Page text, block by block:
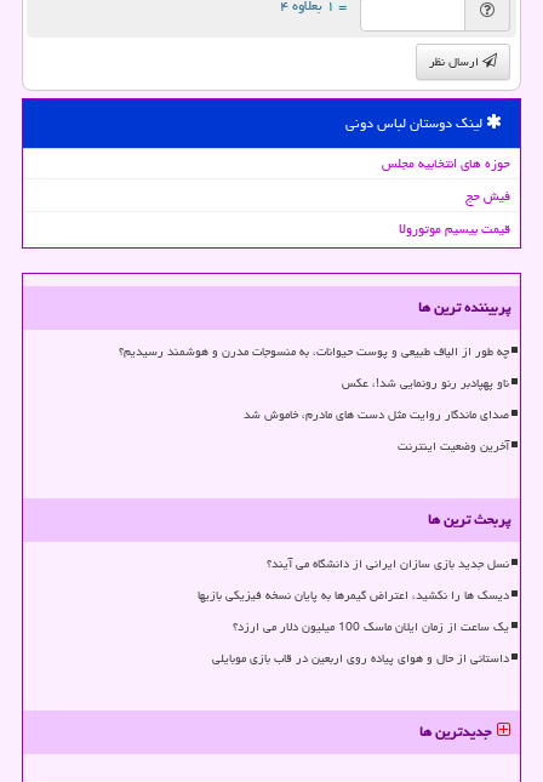
= ۱ بعلاوه ۴
ارسال نظر
لینک دوستان لباس دونی
حوزه های انتخابیه مجلس
فیش حج
قیمت بیسیم موتورولا
پربیننده ترین ها
چه طور از الیاف طبیعی و پوست حیوانات، به منسوجات مدرن و هوشمند رسیدیم؟
ناو پهپادبر رنو رونمایی شد!، عکس
صدای ماندگار روایت مثل دست های مادرم، خاموش شد
آخرین وضعیت اینترنت
پربحث ترین ها
نسل جدید بازی سازان ایرانی از دانشگاه می آیند؟
دیسک ها را نکشید، اعتراض گیمرها به پایان نسخه فیزیکی بازیها
یک ساعت از زمان ایلان ماسک 100 میلیون دلار می ارزد؟
داستانی از حال و هوای پیاده روی اربعین در قاب بازی موبایلی
جدیدترین ها